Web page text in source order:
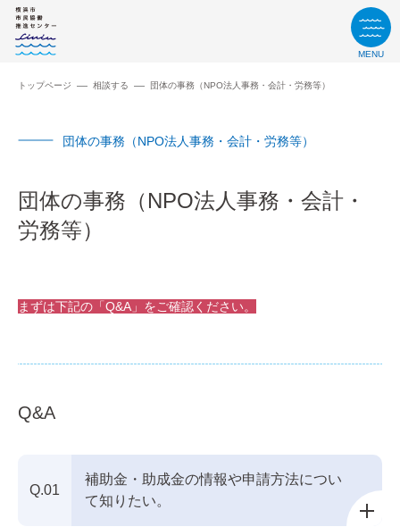
MENU
トップページ 相談する 団体の事務（NPO法人事務・会計・労務等）
団体の事務（NPO法人事務・会計・労務等）
団体の事務（NPO法人事務・会計・
労務等）
まずは下記の「Q&A」をご確認ください。
Q&A
Q.01
補助金・助成金の情報や申請方法につい
て知りたい。